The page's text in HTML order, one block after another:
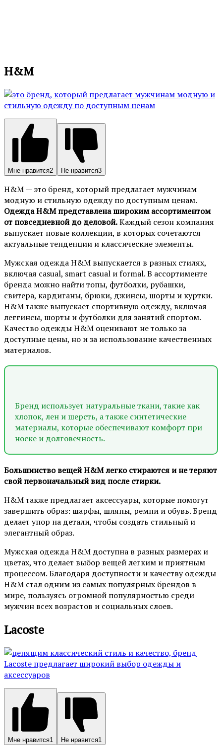
H&M
Мне нравится2 Не нравится3
H&M — это бренд, который предлагает мужчинам
модную и стильную одежду по доступным ценам.
Одежда H&M представлена широким ассортиментом
от повседневной до деловой.Каждый сезон компания
выпускает новые коллекции, в которых сочетаются
актуальные тенденции и классические элементы.
Мужская одежда H&M выпускается в разных стилях,
включая casual, smart casual и formal. В ассортименте
бренда можно найти топы, футболки, рубашки,
свитера, кардиганы, брюки, джинсы, шорты и куртки.
H&M также выпускает спортивную одежду, включая
леггинсы, шорты и футболки для занятий спортом.
Качество одежды H&M оценивают не только за
доступные цены, но и за использование качественных
материалов.
Бренд использует натуральные ткани, такие как
хлопок, лен и шерсть, а также синтетические
материалы, которые обеспечивают комфорт при
носке и долговечность.
Большинство вещей H&M легко стираются и не теряют
свой первоначальный вид после стирки.
H&M также предлагает аксессуары, которые помогут
завершить образ: шарфы, шляпы, ремни и обувь. Бренд
делает упор на детали, чтобы создать стильный и
элегантный образ.
Мужская одежда H&M доступна в разных размерах и
цветах, что делает выбор вещей легким и приятным
процессом. Благодаря доступности и качеству одежды
H&M стал одним из самых популярных брендов в
мире, пользуясь огромной популярностью среди
мужчин всех возрастов и социальных слоев.
Lacoste
Мне нравится1 Не нравится1